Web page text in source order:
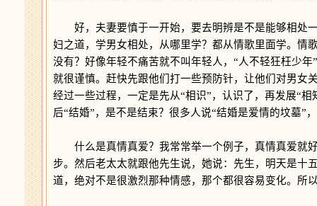
好，夫妻要慎于一开始，要去明辨是不是能够相处
妇之道，学男女相处，从哪里学？都从情歌里面学。情
没有？好像年轻不痛苦就不叫年轻人，“人不轻狂枉少
就很谨慎。赶快先跟他们打一些预防针，让他们对男女
经过一些过程，一定是先从“相识”，认识了，再发展“
后“结婚”，是不是结束？很多人说“结婚是爱情的坟墓”
什么是真情真爱？我常常举一个例子，真情真爱就
步。然后老太太就跟他先生说，她说：先生，明天是十
道，绝对不是很激烈那种情感，那个都很容易变化。所